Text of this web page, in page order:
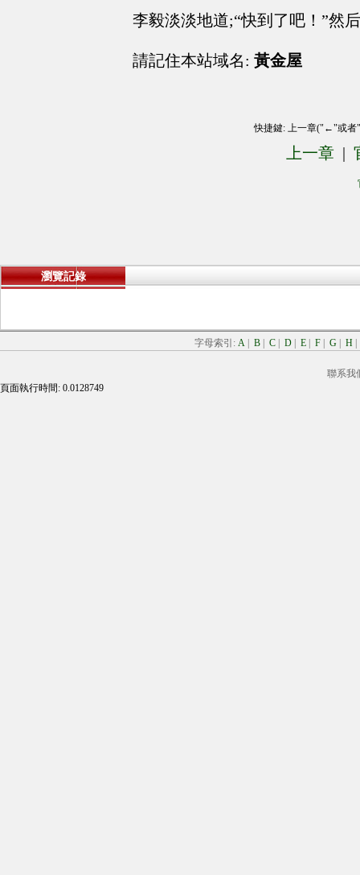
李毅淡淡地道;“快到了吧！”然
請記住本站域名: 黃金屋
快捷鍵: 上一章("←"或
上一章 |
瀏覽記錄
字母索引: A B C D E F G H
聯系我
頁面執行時間: 0.0128749